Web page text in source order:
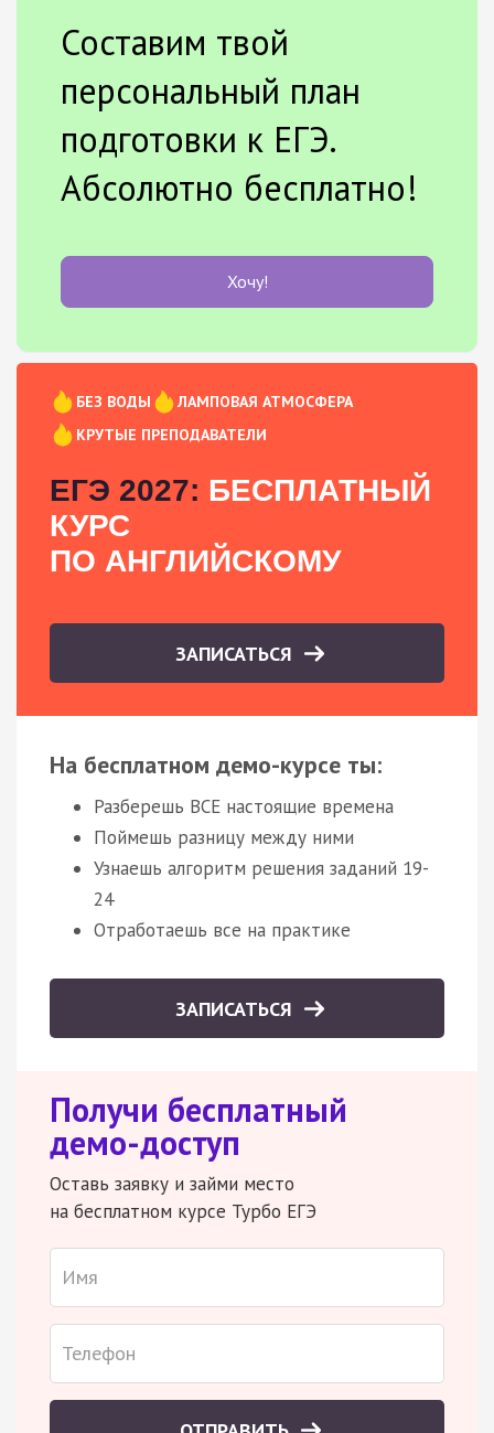
Составим твой
персональный план
подготовки к ЕГЭ.
Абсолютно бесплатно!
Хочу!
БЕЗ ВОДЫ
ЛАМПОВАЯ АТМОСФЕРА
КРУТЫЕ ПРЕПОДАВАТЕЛИ
ЕГЭ 2027: БЕСПЛАТНЫЙ
КУРС
ПО АНГЛИЙСКОМУ
ЗАПИСАТЬСЯ
На бесплатном демо-курсе ты:
Разберешь ВСЕ настоящие времена
Поймешь разницу между ними
Узнаешь алгоритм решения заданий 19-
24
Отработаешь все на практике
ЗАПИСАТЬСЯ
Получи бесплатный
демо-доступ
Оставь заявку и займи место
на бесплатном курсе Турбо ЕГЭ